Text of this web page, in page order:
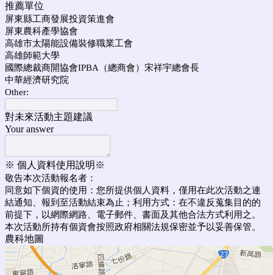
推薦單位
屏東縣工商發展投資策進會
屏東農科產學協會
高雄市太陽能設備裝修職業工會
高雄師範大學
國際總裁商開協會IPBA（總商會）宋祥宇總會長
中華經濟研究院
Other:
對未來活動主題建議
Your answer
※ 個人資料使用說明※
敬告本次活動報名者：
同意如下個資的使用：您所提供個人資料，僅用在此次活動之連
結通知、報到至活動結束為止；利用方式：在不違反蒐集目的的
前提下，以網際網路、電子郵件、書面及其他合法方式利用之。
本次活動所持有個資會按照政府相關法規保密並予以妥善保管。
農科地圖